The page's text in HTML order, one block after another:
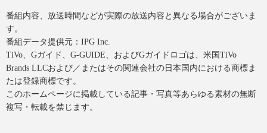
番組内容、放送時間などが実際の放送内容と異なる場合がございま
す。
番組データ提供元：IPG Inc.
TiVo、Gガイド、G-GUIDE、およびGガイドロゴは、米国TiVo
Brands LLCおよび／またはその関連会社の日本国内における商標ま
たは登録商標です。
このホームページに掲載している記事・写真等あらゆる素材の無断
複写・転載を禁じます。